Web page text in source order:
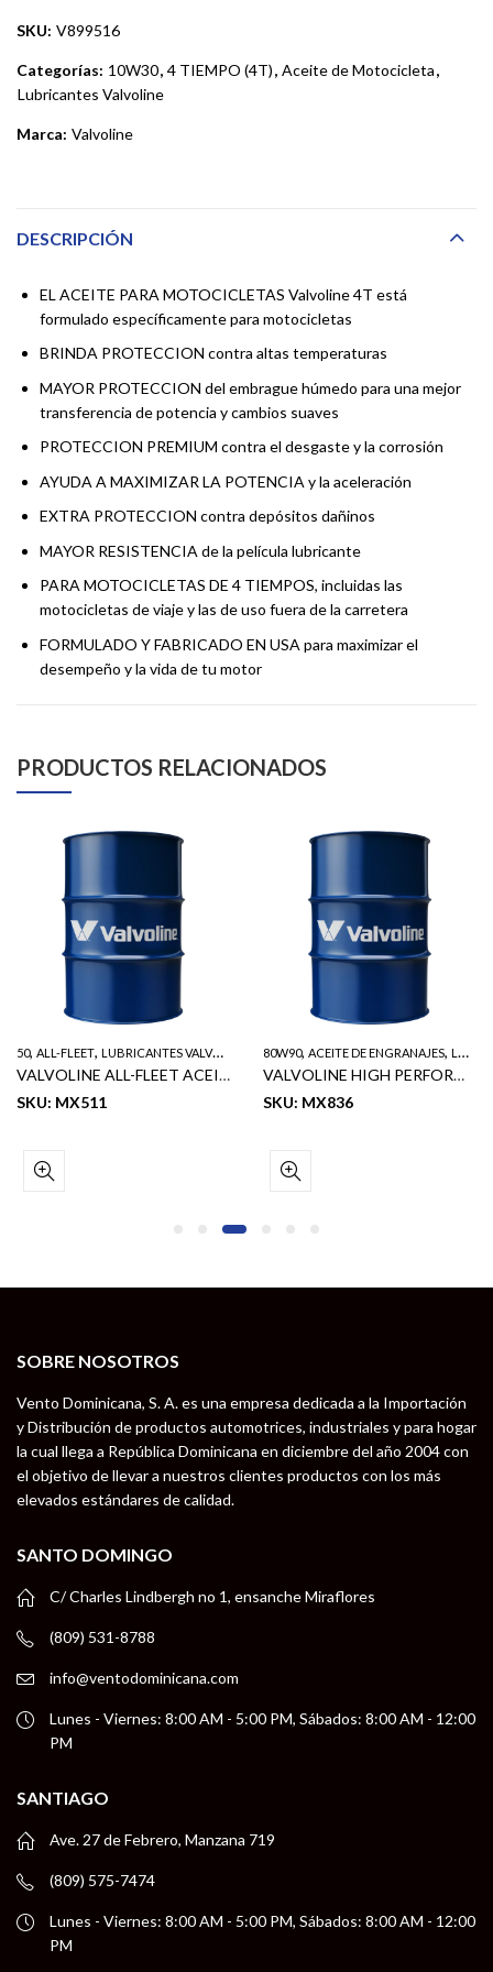
SKU: V899516
Categorías: 10W30, 4 TIEMPO (4T), Aceite de Motocicleta,
Lubricantes Valvoline
Marca: Valvoline
DESCRIPCIÓN
EL ACEITE PARA MOTOCICLETAS Valvoline 4T está
formulado específicamente para motocicletas
BRINDA PROTECCION contra altas temperaturas
MAYOR PROTECCION del embrague húmedo para una mejor
transferencia de potencia y cambios suaves
PROTECCION PREMIUM contra el desgaste y la corrosión
AYUDA A MAXIMIZAR LA POTENCIA y la aceleración
EXTRA PROTECCION contra depósitos dañinos
MAYOR RESISTENCIA de la película lubricante
PARA MOTOCICLETAS DE 4 TIEMPOS, incluidas las
motocicletas de viaje y las de uso fuera de la carretera
FORMULADO Y FABRICADO EN USA para maximizar el
desempeño y la vida de tu motor
PRODUCTOS RELACIONADOS
50, ALL-FLEET, LUBRICANTES VALVOLINE
VALVOLINE ALL-FLEET ACEITE DE MOTOR DIESEL SAE 50 API: CF/CF-2 55GL
SKU: MX511
80W90, ACEITE DE ENGRANAJES, LUBRICANTES VALVOLINE
VALVOLINE HIGH PERFORMANCE ACEITE DE ENGRANAJES SAE 80W90 55GL
SKU: MX836
SOBRE NOSOTROS
Vento Dominicana, S. A. es una empresa dedicada a la Importación
y Distribución de productos automotrices, industriales y para hogar
la cual llega a República Dominicana en diciembre del año 2004 con
el objetivo de llevar a nuestros clientes productos con los más
elevados estándares de calidad.
SANTO DOMINGO
C/ Charles Lindbergh no 1, ensanche Miraflores
(809) 531-8788
info@ventodominicana.com
Lunes - Viernes: 8:00 AM - 5:00 PM, Sábados: 8:00 AM - 12:00
PM
SANTIAGO
Ave. 27 de Febrero, Manzana 719
(809) 575-7474
Lunes - Viernes: 8:00 AM - 5:00 PM, Sábados: 8:00 AM - 12:00
PM